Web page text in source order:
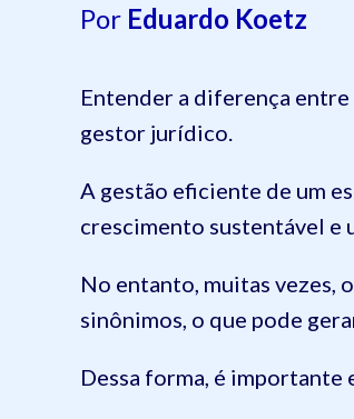
Por Eduardo Koetz
Entender a diferença
gestor jurídico.
A gestão eficiente de um
crescimento sustentável e
No entanto, muitas vezes,
sinônimos, o que pode
Dessa forma, é